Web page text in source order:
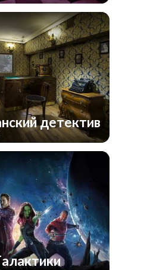
детектив